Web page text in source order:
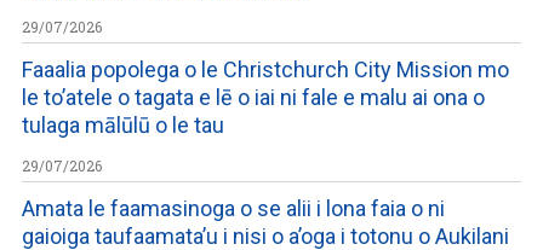
29/07/2026
Faaalia popolega o le Christchurch City Mission mo
le to’atele o tagata e lē o iai ni fale e malu ai ona o
tulaga mālūlū o le tau
29/07/2026
Amata le faamasinoga o se alii i lona faia o ni
gaioiga taufaamata’u i nisi o a’oga i totonu o Aukilani